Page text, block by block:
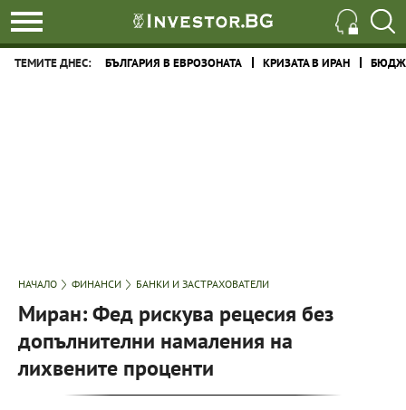
ТЕМИТЕ ДНЕС: БЪЛГАРИЯ В ЕВРОЗОНАТА КРИЗАТА В ИРАН
НАЧАЛО ФИНАНСИ БАНКИ И ЗАСТРАХОВАТЕЛИ
Миран: Фед рискува рецесия без
допълнителни намаления на
лихвените проценти